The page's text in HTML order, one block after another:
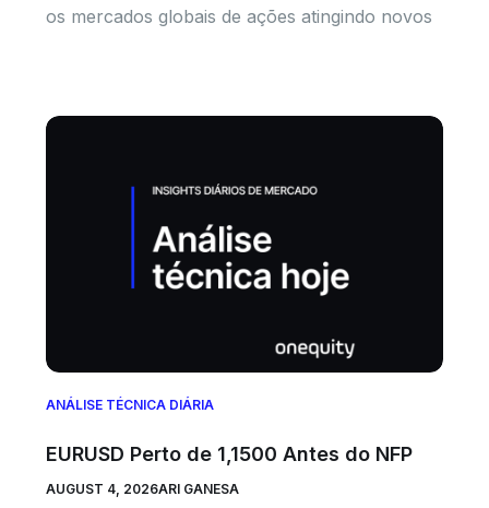
os mercados globais de ações atingindo novos
ANÁLISE TÉCNICA DIÁRIA
EURUSD Perto de 1,1500 Antes do NFP
AUGUST 4, 2026ARI GANESA